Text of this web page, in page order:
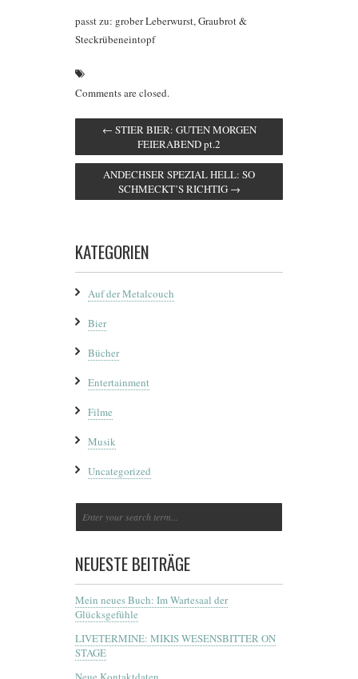
passt zu: grober Leberwurst, Graubrot &
Steckrübeneintopf
Comments are closed.
← STIER BIER: GUTEN MORGEN
FEIERABEND pt.2
ANDECHSER SPEZIAL HELL: SO
SCHMECKT’S RICHTIG →
KATEGORIEN
Auf der Metalcouch
Bier
Bücher
Entertainment
Filme
Musik
Uncategorized
NEUESTE BEITRÄGE
Mein neues Buch: Im Wartesaal der
Glücksgefühle
LIVETERMINE: MIKIS WESENSBITTER ON
STAGE